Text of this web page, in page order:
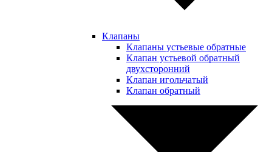
Клапаны
Клапаны устьевые обратные
Клапан устьевой обратный
двухсторонний
Клапан игольчатый
Клапан обратный